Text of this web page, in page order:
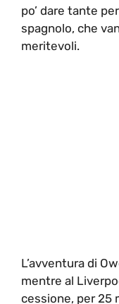
po’ dare tante
spagnolo, che
meritevoli.
L’avventura di
mentre al
cessione, per 25